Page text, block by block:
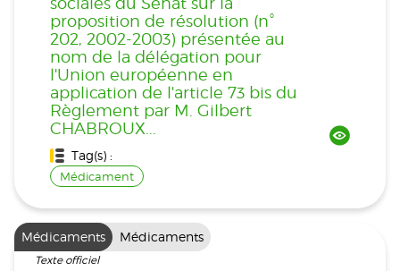
proposition de résolution (n°
202, 2002-2003) présentée au
nom de la délégation pour
l'Union européenne en
application de l'article 73 bis du
Règlement par M. Gilbert
CHABROUX...
Tag(s) :
Médicament
Médicaments Médicaments
Texte officiel